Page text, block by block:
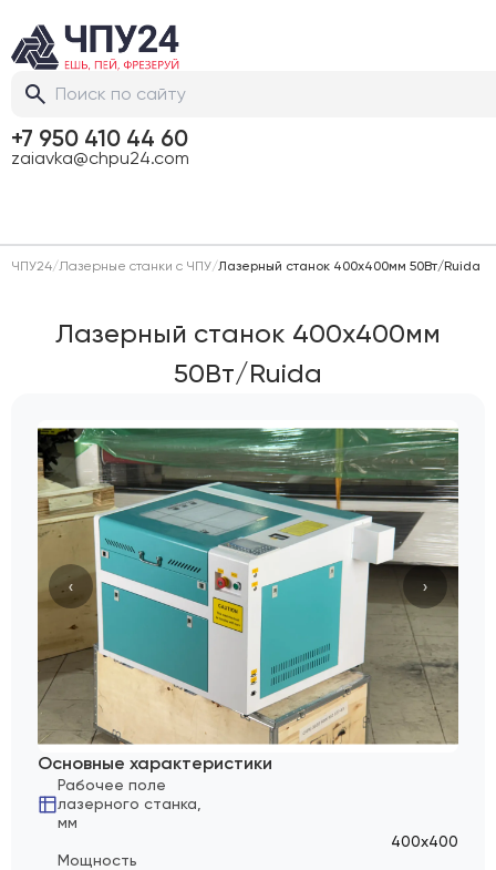
+7 950 410 44 60
zaiavka@chpu24.com
ЧПУ24/Лазерные станки с ЧПУ/Лазерный станок 400х400мм 50Вт/Ruida
Лазерный станок 400х400мм
50Вт/Ruida
‹ ›
Основные характеристики
Рабочее поле
лазерного станка,
мм
400х400
Мощность